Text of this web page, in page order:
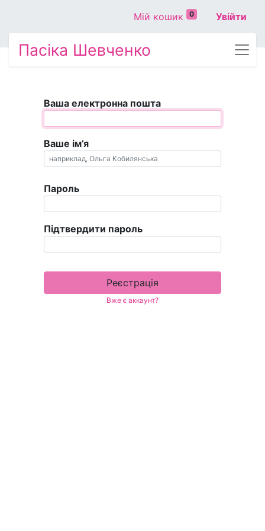
Мій кошик 0 Увійти
Пасіка Шевченко
Ваша електронна пошта
Ваше ім’я
Пароль
Підтвердити пароль
Реєстрація
Вже є аккаунт?